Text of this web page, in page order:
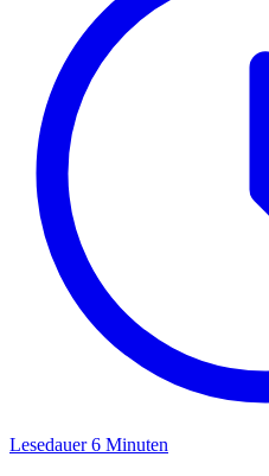
Lesedauer 6 Minuten